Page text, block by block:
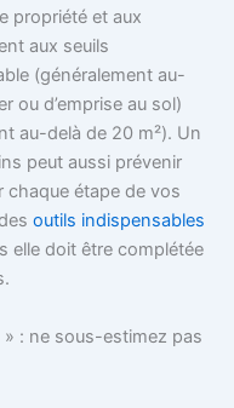
propriété et aux
aux seuils
(généralement au-
ou d’emprise au sol)
au-delà de 20 m²). Un
peut aussi prévenir
chaque étape de vos
outils indispensables
elle doit être complétée
: ne sous-estimez pas